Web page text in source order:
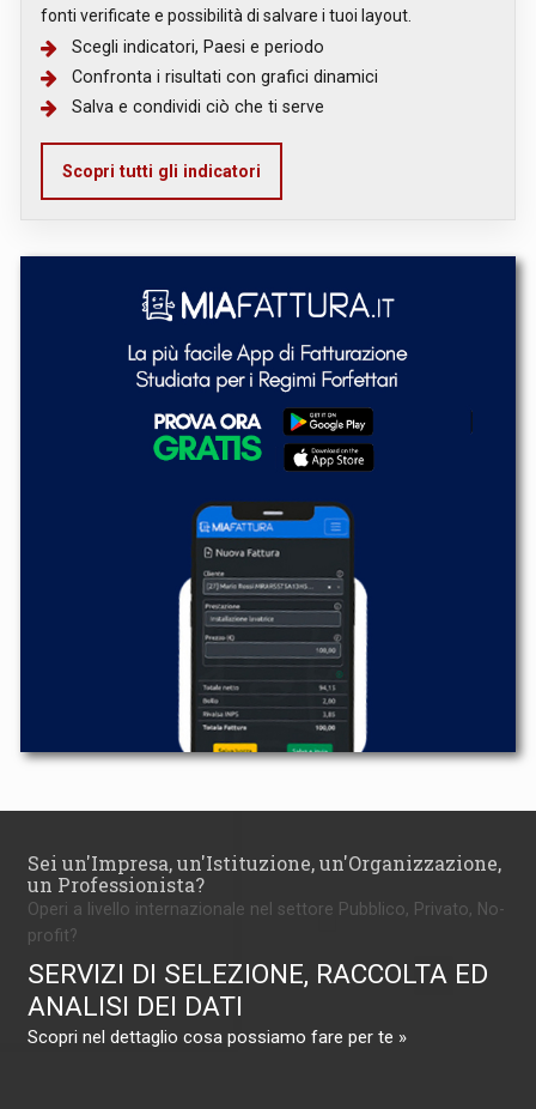
fonti verificate e possibilità di salvare i tuoi layout.
Scegli indicatori, Paesi e periodo
Confronta i risultati con grafici dinamici
Salva e condividi ciò che ti serve
Scopri tutti gli indicatori
Sei un'Impresa, un'Istituzione, un'Organizzazione,
un Professionista?
Operi a livello internazionale nel settore Pubblico, Privato, No-
profit?
SERVIZI DI SELEZIONE, RACCOLTA ED
ANALISI DEI DATI
Scopri nel dettaglio cosa possiamo fare per te »